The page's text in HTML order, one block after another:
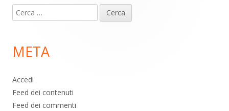
piè
pagina
Ricerca
per:
META
Accedi
Feed dei contenuti
Feed dei commenti